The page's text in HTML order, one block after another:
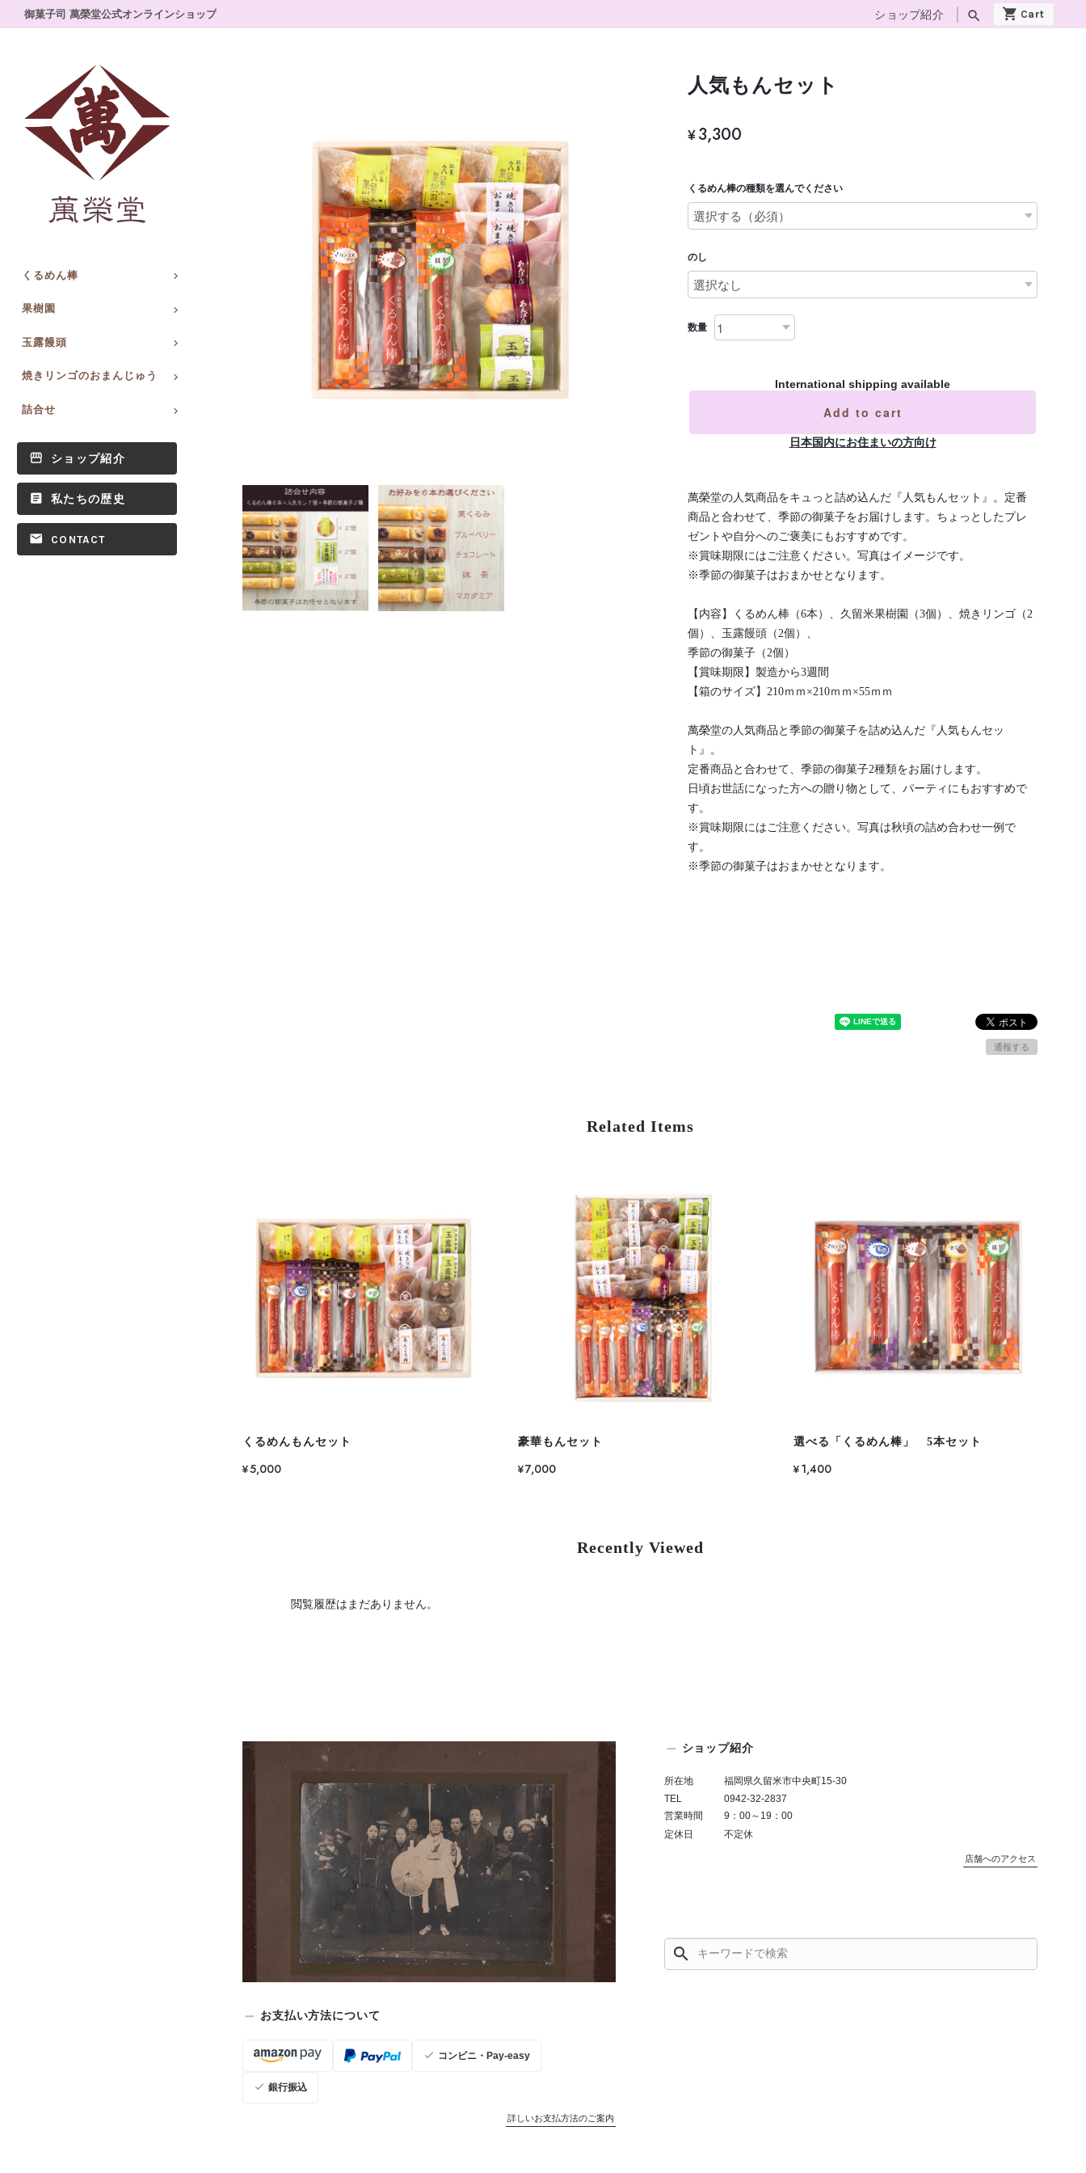
御菓子司 萬榮堂公式オンラインショップ ショップ紹介 search
くるめん棒
果樹園
玉露饅頭
焼きリンゴのおまんじゅう
詰合せ
ショップ紹介
私たちの歴史
CONTACT
人気もんセット
¥3,300
くるめん棒の種類を選んでください
のし
数量
International shipping available
Add to cart
日本国内にお住まいの方向け
萬榮堂の人気商品をキュっと詰め込んだ『人気もんセット』。定番
商品と合わせて、季節の御菓子をお届けします。ちょっとしたプレ
ゼントや自分へのご褒美にもおすすめです。
※賞味期限にはご注意ください。写真はイメージです。
※季節の御菓子はおまかせとなります。
【内容】くるめん棒（6本）、久留米果樹園（3個）、焼きリンゴ（2
個）、玉露饅頭（2個）、
季節の御菓子（2個）
【賞味期限】製造から3週間
【箱のサイズ】210ｍｍ×210ｍｍ×55ｍｍ
萬榮堂の人気商品と季節の御菓子を詰め込んだ『人気もんセッ
ト』。
定番商品と合わせて、季節の御菓子2種類をお届けします。
日頃お世話になった方への贈り物として、パーティにもおすすめで
す。
※賞味期限にはご注意ください。写真は秋頃の詰め合わせ一例で
す。
※季節の御菓子はおまかせとなります。
通報する
Related Items
くるめんもんセット
¥5,000
豪華もんセット
¥7,000
選べる「くるめん棒」 5本セット
¥1,400
Recently Viewed
閲覧履歴はまだありません。
お支払い方法について
コンビニ・Pay-easy
銀行振込
詳しいお支払方法のご案内
ショップ紹介
所在地
福岡県久留米市中央町15-30
TEL
0942-32-2837
営業時間
9：00～19：00
定休日
不定休
店舗へのアクセス
search